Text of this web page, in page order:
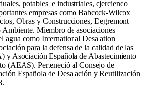
potables, e industriales, ejerciendo
empresas como Babcock-Wilcox
Obras y Construcciones, Degremont
Miembro de asociaciones
agua como International Desalation
para la defensa de la calidad de las
Asociación Española de Abastecimiento
(AEAS). Perteneció al Consejo de
Española de Desalación y Reutilización